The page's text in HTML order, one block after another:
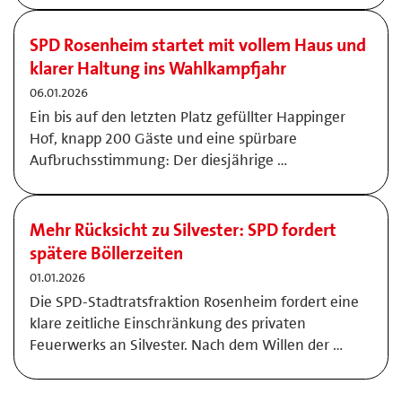
SPD Rosenheim startet mit vollem Haus und
klarer Haltung ins Wahlkampfjahr
06.01.2026
Ein bis auf den letzten Platz gefüllter Happinger
Hof, knapp 200 Gäste und eine spürbare
Aufbruchsstimmung: Der diesjährige …
Mehr Rücksicht zu Silvester: SPD fordert
spätere Böllerzeiten
01.01.2026
Die SPD-Stadtratsfraktion Rosenheim fordert eine
klare zeitliche Einschränkung des privaten
Feuerwerks an Silvester. Nach dem Willen der …